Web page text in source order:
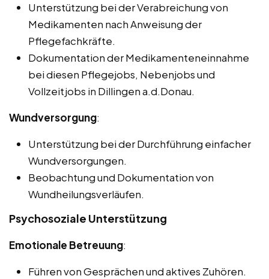
Unterstützung bei der Verabreichung von
Medikamenten nach Anweisung der
Pflegefachkräfte.
Dokumentation der Medikamenteneinnahme
bei diesen Pflegejobs, Nebenjobs und
Vollzeitjobs in Dillingen a.d.Donau.
Wundversorgung:
Unterstützung bei der Durchführung einfacher
Wundversorgungen.
Beobachtung und Dokumentation von
Wundheilungsverläufen.
Psychosoziale Unterstützung
Emotionale Betreuung:
Führen von Gesprächen und aktives Zuhören.